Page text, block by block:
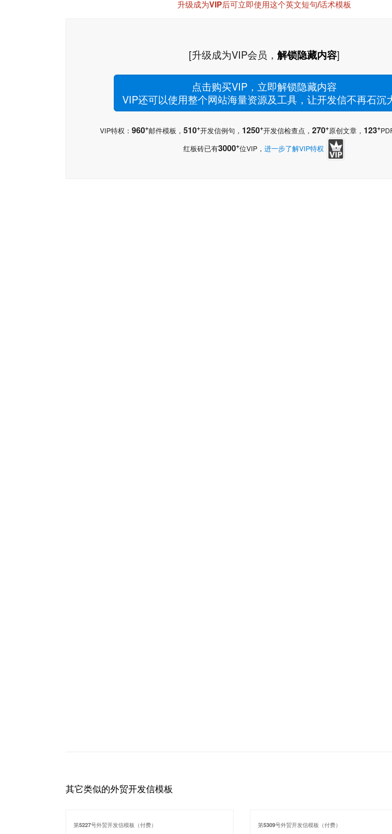
升级成为VIP后可立即使用这个英文短句/话术模板
[升级成为VIP会员， 解锁隐藏内容]
点击购买VIP，立即解锁隐藏内容
VIP还可以使用整个网站海量资源及工具，让开发信不再石沉
VIP特权： 960+邮件模板， 510+开发信例句， 1250+开发信检查点， 270+原创文章， 123+
红板砖已有3000+位VIP， 进一步了解VIP特权
其它类似的外贸开发信模板
第5227号外贸开发信模板（付费） 第5309号外贸开发信模板（付费）